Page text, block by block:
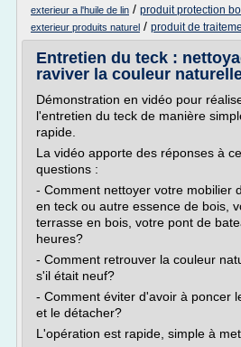
exterieur a l'huile de lin / produit protection
exterieur produits naturel / produit de
Entretien du teck :
raviver la couleur
Démonstration en vidéo pour
l'entretien du teck de manière
rapide.
La vidéo apporte des réponses à
questions :
- Comment nettoyer votre mobilier
en teck ou autre essence de bois,
terrasse en bois, votre pont de
heures?
- Comment retrouver la couleur
s'il était neuf?
- Comment éviter d'avoir à poncer
et le détacher?
L'opération est rapide, simple à